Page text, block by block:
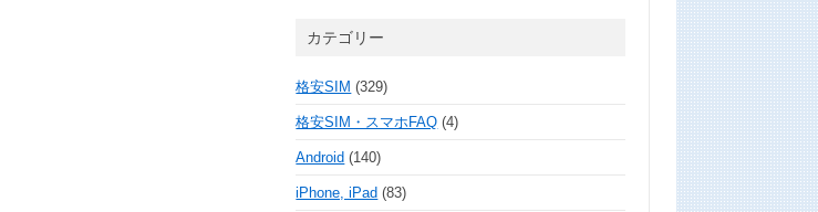
カテゴリー
格安SIM (329)
格安SIM・スマホFAQ (4)
Android (140)
iPhone, iPad (83)